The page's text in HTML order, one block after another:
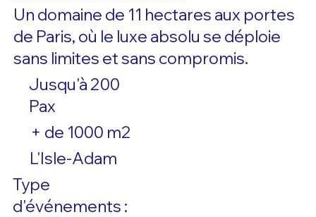
Un domaine de 11 hectares aux portes
de Paris, où le luxe absolu se déploie
sans limites et sans compromis.
Jusqu'à 200
Pax
+ de 1000 m2
L'Isle-Adam
Type
d'événements :